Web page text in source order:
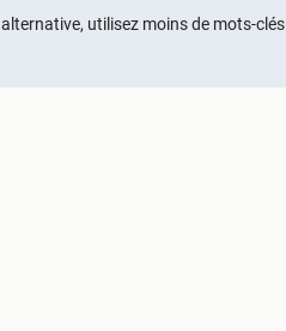
utilisez moins de mots-clés